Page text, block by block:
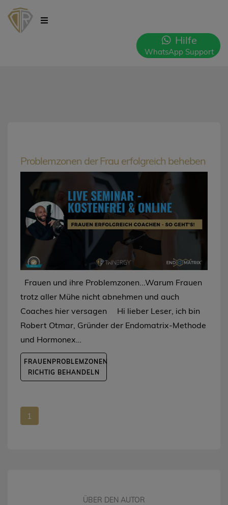
Hilfe
WhatsApp Support
Problemzonen der Frau erfolgreich beheben
Frauen und ihre Problemzonen...Warum Frauen
trotz aller Mühe nicht abnehmen und auch
Coaches hier versagen Hi lieber Leser, ich bin
Robert Otmar, Gründer der Endomatrix-Methode
und Hormonex…
FRAUENPROBLEMZONEN
RICHTIG BEHANDELN
1
ÜBER DEN AUTOR